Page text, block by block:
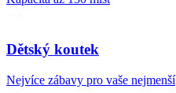
Dětský koutek
Nejvíce zábavy pro vaše nejmenší